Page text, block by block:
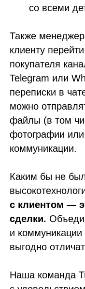
со всеми
Также
клиенту
покупателя
Telegram или
переписки в
можно
файлы (в том
фотографии
коммуникации.
Каким бы не
с клиентом —
сделки.
и коммуникации
выгодно
Наша команда